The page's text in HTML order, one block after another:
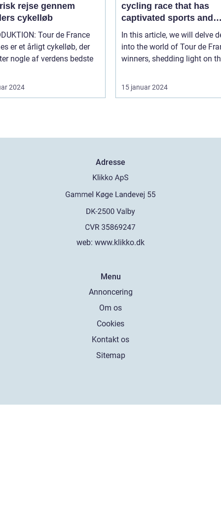
rejse gennem
cykelløb
Tour de France
er et årligt cykelløb, der
nogle af verdens bedste
2024
cycling race that has
captivated sports and
leisure enthusiasts for
a century
In this article, we will delve
into the world of Tour de
winners, shedding light on
15 januar 2024
Adresse
web: www.klikko.dk
Menu
Annoncering
Om os
Cookies
Kontakt os
Sitemap